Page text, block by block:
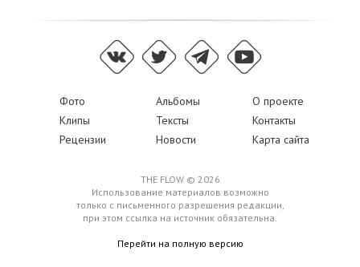
Фото Альбомы
О проекте
Клипы
Тексты
Контакты
Рецензии
Новости Карта сайта
THE FLOW © 2026
Использование материалов возможно
только с письменного разрешения редакции,
при этом ссылка на источник обязательна.
Перейти на полную версию